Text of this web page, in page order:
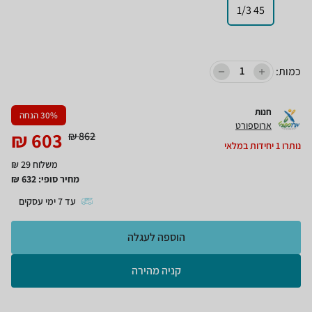
45 1/3
כמות:
חנות
ארוספורט
נותרו1יחידות במלאי
30% הנחה
862
₪
603
₪
משלוח 29 ₪
מחיר סופי: 632
₪
עד7ימי עסקים
קניה מהירה
הוספה לעגלה